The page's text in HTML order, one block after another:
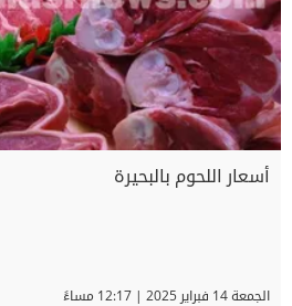
أسعار اللحوم بالبحيرة
الجمعة 14 فبراير 2025 | 12:17 مساءً